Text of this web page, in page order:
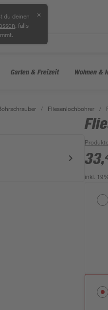
du deinen
, falls
✕
Garten & Freizeit Wohnen &
/ Fliesenlochbohrer /
33,
inkl.